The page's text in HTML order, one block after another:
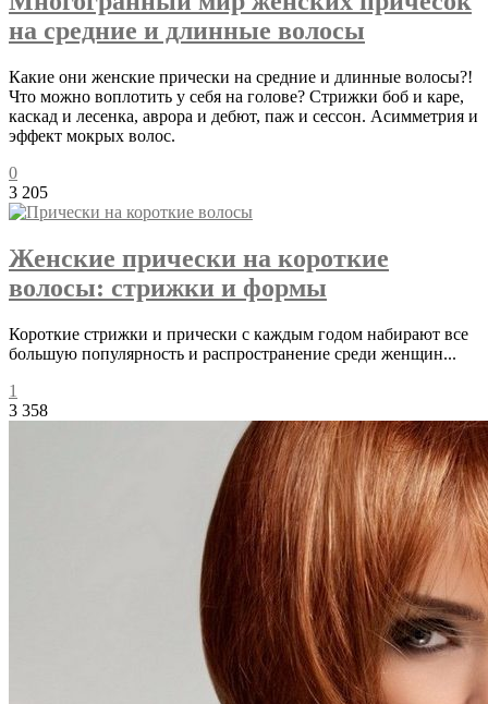
на средние и длинные волосы
Какие они женские прически на средние и длинные волосы?!
Что можно воплотить у себя на голове? Стрижки боб и каре,
каскад и лесенка, аврора и дебют, паж и сессон. Асимметрия и
эффект мокрых волос.
0
3 205
Женские прически на короткие
волосы: стрижки и формы
Короткие стрижки и прически с каждым годом набирают все
большую популярность и распространение среди женщин...
1
3 358